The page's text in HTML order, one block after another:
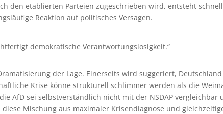
den etablierten Parteien zugeschrieben wird, entsteht
Reaktion auf politisches Versagen.
demokratische Verantwortungslosigkeit.“
der Lage. Einerseits wird suggeriert, Deutschland
Krise könne strukturell schlimmer werden als die
AfD sei selbstverständlich nicht mit der NSDAP vergleichbar
Mischung aus maximaler Krisendiagnose und